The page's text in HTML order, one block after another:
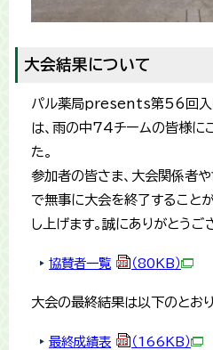
大会結果について
パル薬局presents第56回入
は、雨の中74チームの皆様に
た。
参加者の皆さま、大会関係者
で無事に大会を終了すること
し上げます。誠にありがとうご
協賛者一覧 （80KB）
大会の最終結果は以下のとおり
最終成績表
（166KB）